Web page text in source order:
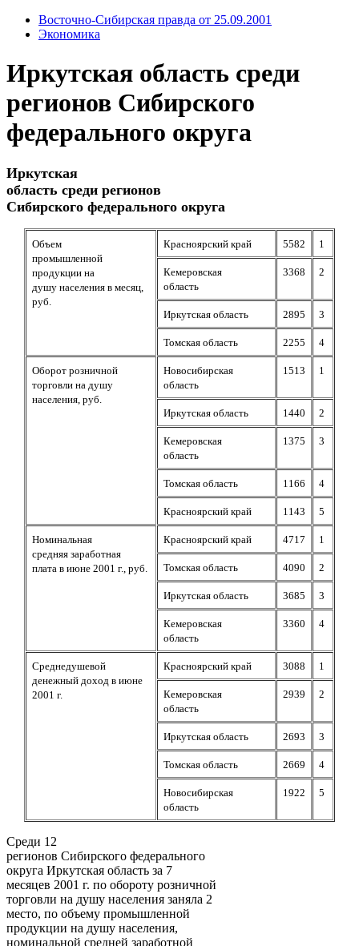
Восточно-Сибирская правда от 25.09.2001
Экономика
Иркутская область среди
регионов Сибирского
федерального округа
Иркутская
область среди регионов
Сибирского федерального округа
Объем
промышленной
продукции на
душу населения в месяц,
руб.
Красноярский край 5582 1
Кемеровская
область
3368 2
Иркутская область 2895 3
Томская область 2255 4
Оборот розничной
торговли на душу
населения, руб.
Новосибирская
область
1513 1
Иркутская область 1440 2
Кемеровская
область
1375 3
Томская область 1166 4
Красноярский край 1143 5
Номинальная
средняя заработная
плата в июне 2001 г., руб.
Красноярский край 4717 1
Томская область 4090 2
Иркутская область 3685 3
Кемеровская
область
3360 4
Среднедушевой
денежный доход в июне
2001 г.
Красноярский край 3088 1
Кемеровская
область
2939 2
Иркутская область 2693 3
Томская область 2669 4
Новосибирская
область
1922 5
Среди 12
регионов Сибирского федерального
округа Иркутская область за 7
месяцев 2001 г. по обороту розничной
торговли на душу населения заняла 2
место, по объему промышленной
продукции на душу населения,
номинальной средней заработной